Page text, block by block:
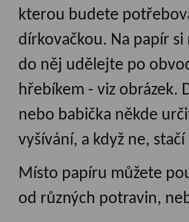
kterou budete
dírkovačkou. Na papír
do něj udělejte po
hřebíkem - viz obrázek.
nebo babička někde
vyšívání, a když ne,
Místo papíru můžete
od různých potravin,